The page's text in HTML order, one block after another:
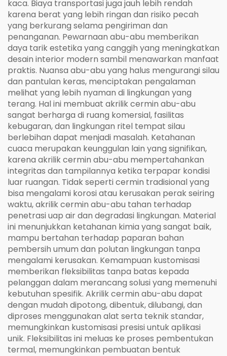
kaca. Biaya transportasi juga jauh lebih rendah
karena berat yang lebih ringan dan risiko pecah
yang berkurang selama pengiriman dan
penanganan. Pewarnaan abu-abu memberikan
daya tarik estetika yang canggih yang meningkatkan
desain interior modern sambil menawarkan manfaat
praktis. Nuansa abu-abu yang halus mengurangi silau
dan pantulan keras, menciptakan pengalaman
melihat yang lebih nyaman di lingkungan yang
terang. Hal ini membuat akrilik cermin abu-abu
sangat berharga di ruang komersial, fasilitas
kebugaran, dan lingkungan ritel tempat silau
berlebihan dapat menjadi masalah. Ketahanan
cuaca merupakan keunggulan lain yang signifikan,
karena akrilik cermin abu-abu mempertahankan
integritas dan tampilannya ketika terpapar kondisi
luar ruangan. Tidak seperti cermin tradisional yang
bisa mengalami korosi atau kerusakan perak seiring
waktu, akrilik cermin abu-abu tahan terhadap
penetrasi uap air dan degradasi lingkungan. Material
ini menunjukkan ketahanan kimia yang sangat baik,
mampu bertahan terhadap paparan bahan
pembersih umum dan polutan lingkungan tanpa
mengalami kerusakan. Kemampuan kustomisasi
memberikan fleksibilitas tanpa batas kepada
pelanggan dalam merancang solusi yang memenuhi
kebutuhan spesifik. Akrilik cermin abu-abu dapat
dengan mudah dipotong, dibentuk, dilubangi, dan
diproses menggunakan alat serta teknik standar,
memungkinkan kustomisasi presisi untuk aplikasi
unik. Fleksibilitas ini meluas ke proses pembentukan
termal, memungkinkan pembuatan bentuk